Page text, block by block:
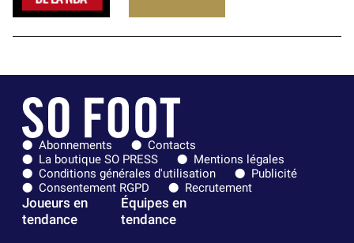
Abonnements
Contacts
La boutique SO PRESS
Mentions légales
Conditions générales d'utilisation
Publicité
Consentement RGPD
Recrutement
Joueurs en
tendance
Équipes en
tendance